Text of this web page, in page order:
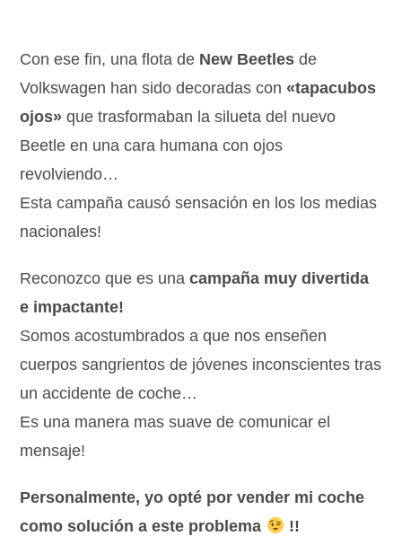
Con ese fin, una flota de New Beetles de
Volkswagen han sido decoradas con«tapacubos
ojos» que trasformaban la silueta del nuevo
Beetle en una cara humana con ojos
revolviendo…
Esta campaña causó sensación en los los medias
nacionales!
Reconozco que es unacampaña muy divertida
e impactante!
Somos acostumbrados a que nos enseñen
cuerpos sangrientos de jóvenes inconscientes tras
un accidente de coche…
Es una manera mas suave de comunicar el
mensaje!
Personalmente, yo opté por vender mi coche
como solución a este problema
!!